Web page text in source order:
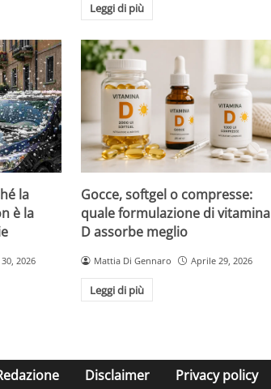
Leggi di più
la
è la
2026
Gocce, softgel o compresse:
quale formulazione di vitamina
D assorbe meglio
Mattia Di Gennaro Aprile 29, 2026
Leggi di più
Disclaimer Privacy policy